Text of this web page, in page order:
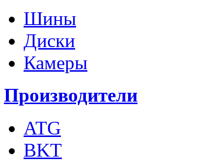
Шины
Диски
Камеры
Производители
ATG
BKT